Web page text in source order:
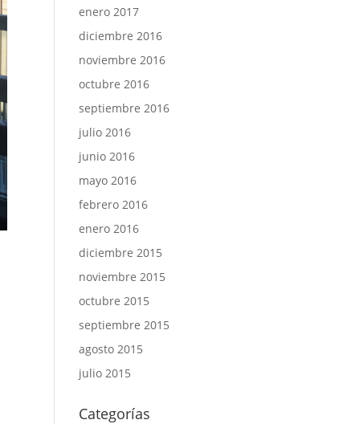
enero 2017
diciembre 2016
noviembre 2016
octubre 2016
septiembre 2016
julio 2016
junio 2016
mayo 2016
febrero 2016
enero 2016
diciembre 2015
noviembre 2015
octubre 2015
septiembre 2015
agosto 2015
julio 2015
Categorías